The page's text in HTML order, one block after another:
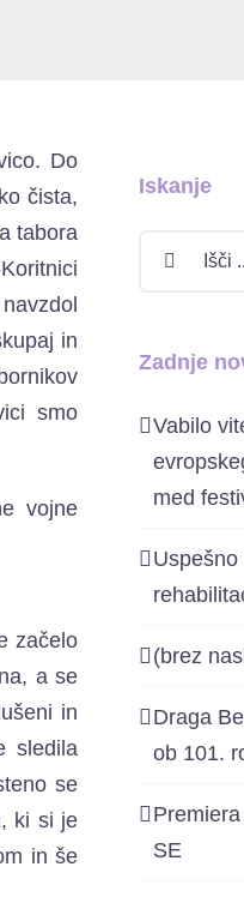
Do
čista,
tabora
in
smo
vojne
začelo
a se
in
sledila
se
ki si je
in še
Iskanje
Search
Zadnje
Vabilo
med
Uspešno
(brez
Draga
ob 101.
SE